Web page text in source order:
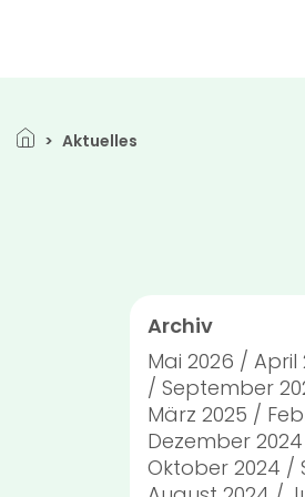
Pfadnavigation
Aktuelles
Archiv
Mai 2026
April
September
März 2025
Dezember 2024
Oktober 2024